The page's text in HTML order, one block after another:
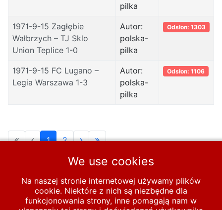
pilka
1971-9-15 Zagłębie
Wałbrzych – TJ Sklo
Union Teplice 1-0
Autor:
polska-
pilka
Odsłon: 1303
1971-9-15 FC Lugano –
Legia Warszawa 1-3
Autor:
polska-
pilka
Odsłon: 1106
1 2
Start
PUCHARY
We use cookies
Na naszej stronie internetowej używamy plików
cookie. Niektóre z nich są niezbędne dla
funkcjonowania strony, inne pomagają nam w